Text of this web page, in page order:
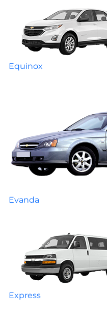
Equinox
Evanda
Express